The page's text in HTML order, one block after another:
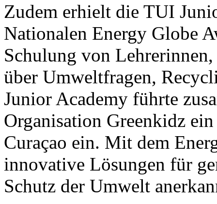
Zudem erhielt die TUI
Nationalen Energy Globe
Schulung von
über Umweltfragen,
Junior Academy führte
Organisation Greenkidz
Curaçao ein. Mit dem
innovative Lösungen für
Schutz der Umwelt